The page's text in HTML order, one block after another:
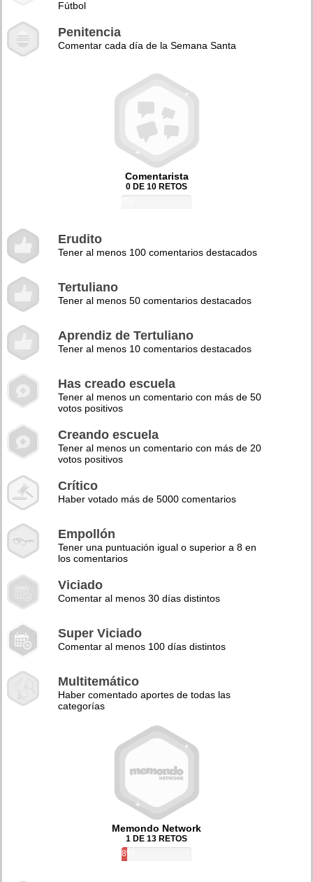
Fútbol
Penitencia
Comentar cada día de la Semana Santa
Comentarista
0 DE 10 RETOS
Erudito
Tener al menos 100 comentarios destacados
Tertuliano
Tener al menos 50 comentarios destacados
Aprendiz de Tertuliano
Tener al menos 10 comentarios destacados
Has creado escuela
Tener al menos un comentario con más de 50
votos positivos
Creando escuela
Tener al menos un comentario con más de 20
votos positivos
Crítico
Haber votado más de 5000 comentarios
Empollón
Tener una puntuación igual o superior a 8 en
los comentarios
Viciado
Comentar al menos 30 días distintos
Super Viciado
Comentar al menos 100 días distintos
Multitemático
Haber comentado aportes de todas las
categorías
Memondo Network
1 DE 13 RETOS
8%